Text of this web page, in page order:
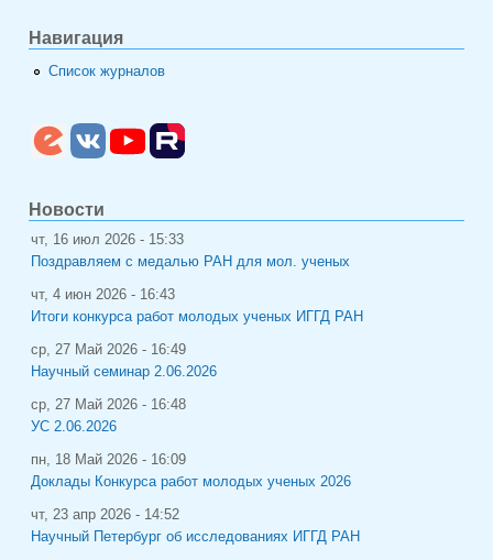
Навигация
Список журналов
Новости
чт, 16 июл 2026 - 15:33
Поздравляем с медалью РАН для мол. ученых
чт, 4 июн 2026 - 16:43
Итоги конкурса работ молодых ученых ИГГД РАН
ср, 27 Май 2026 - 16:49
Научный семинар 2.06.2026
ср, 27 Май 2026 - 16:48
УС 2.06.2026
пн, 18 Май 2026 - 16:09
Доклады Конкурса работ молодых ученых 2026
чт, 23 апр 2026 - 14:52
Научный Петербург об исследованиях ИГГД РАН